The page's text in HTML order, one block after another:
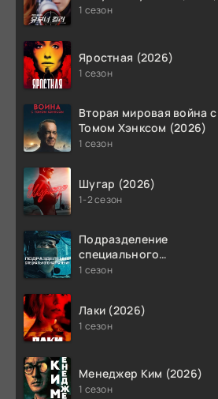
1 сезон
Яростная (2026)
1 сезон
Вторая мировая война с
Томом Хэнксом (2026)
1 сезон
Шугар (2026)
1-2 сезон
Подразделение
специального
назначения (2026)
1 сезон
Лаки (2026)
1 сезон
Менеджер Ким (2026)
1 сезон